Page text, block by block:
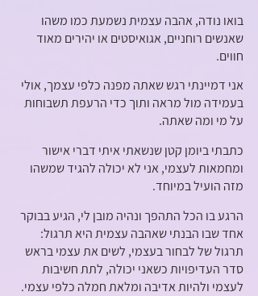
בואו נודה, אהבה עצמית נשמעת כמו משהו
שאנשים רוחניים, אגואיסטים או יהירים מאוד
חווים.
אני דמיינתי רגש שאתה מפנה כלפי עצמך, אולי
בעמידה מול מראה ותוך כדי הרעפת תשבוחות
על מי ומה שאתה.
כתבתי ביומן קטן שנשאתי איתי דברי אישור
ומחמאות לעצמי, אני לא יכולה להגיד שמשהו
מזה הועיל במיוחד.
הרגע בו הכל התהפך ונהיה מובן לי, הגיע בבוקר
אחד שבו הבנתי שאהבה עצמית היא תרגול:
תרגול של לבחור בעצמי, לשים את עצמי בראש
סדר העדיפויות כשאני יכולה, לתת חשיבות
לעצמי ולהיות אדיבה ומלאת חמלה כלפי עצמי.